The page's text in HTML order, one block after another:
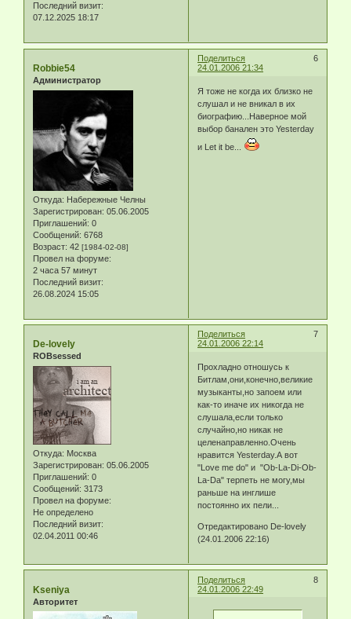
Последний визит:
07.12.2025 18:17
Поделиться
6
24.01.2006 21:34
Robbie54
Администратор
Откуда: Набережные Челны
Зарегистрирован: 05.06.2005
Приглашений: 0
Сообщений: 6768
Возраст: 42 [1984-02-08]
Провел на форуме:
2 часа 57 минут
Последний визит:
26.08.2024 15:05
Я тоже не когда их близко не
слушал и не вникал в их
биографию...Наверное мой
выбор банален это Yesterday
и Let it be...
Поделиться
7
24.01.2006 22:14
De-lovely
ROBsessed
Откуда: Москва
Зарегистрирован: 05.06.2005
Приглашений: 0
Сообщений: 3173
Провел на форуме:
Не определено
Последний визит:
02.04.2011 00:46
Прохладно отношусь к
Битлам,они,конечно,великие
музыканты,но запоем или
как-то иначе их никогда не
слушала,если только
случайно,но никак не
целенаправленно.Очень
нравится Yesterday.А вот
"Love me do" и "Ob-La-Di-Ob-
La-Da" терпеть не могу,мы
раньше на инглише
постоянно их пели...
Отредактировано De-lovely
(24.01.2006 22:16)
Поделиться
8
24.01.2006 22:49
Kseniya
Авторитет